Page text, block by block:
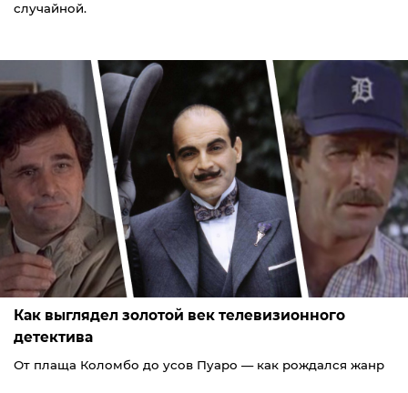
случайной.
Как выглядел золотой век телевизионного
детектива
От плаща Коломбо до усов Пуаро — как рождался жанр